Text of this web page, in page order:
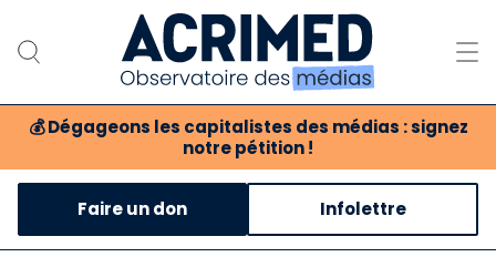
💰 Dégageons les capitalistes des médias : signez
notre pétition !
Notre association
Notre critique des médias
Faire un don Infolettre